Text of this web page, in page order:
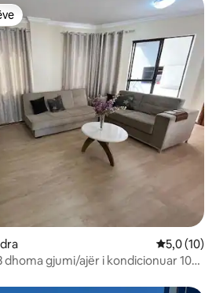
të klientëve
Vlerësimi
5,0 (10)
dhoma gjumi/ajër i kondicionuar 10